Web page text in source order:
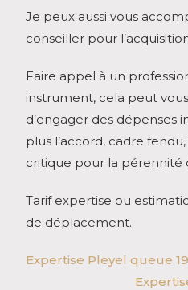
Je peux aussi vous
conseiller pour
Faire appel à un
instrument, cela peut
d’engager des dépenses
plus l’accord, cadre
critique pour la pérennité
Tarif expertise ou
de déplacement.
Expertise Pleyel queue